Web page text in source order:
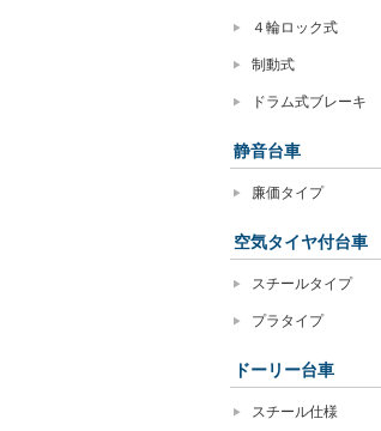
４輪ロック式
制動式
ドラム式ブレーキ
静音台車
廉価タイプ
空気タイヤ付台車
スチールタイプ
プラタイプ
ドーリー台車
スチール仕様